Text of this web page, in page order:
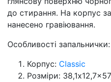
до стирання. На корпус
нанесено гравіювання.
Особливості запальнички:
Корпус: Classic
Розміри: